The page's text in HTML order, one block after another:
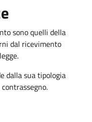
sono quelli della
dal ricevimento
dalla sua tipologia